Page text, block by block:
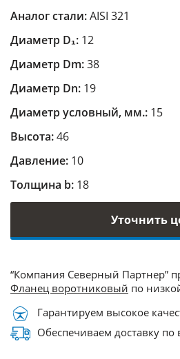
Аналог стали:AISI 321
Диаметр D₁: 12
Диаметр Dm:38
Диаметр Dn: 19
Диаметр условный, мм.: 15
Высота:46
Давление: 10
Толщина b: 18
Уточнить
“Компания Северный Партнер”
Фланец воротниковый по
Гарантируем высокое
Обеспечиваем доставку по